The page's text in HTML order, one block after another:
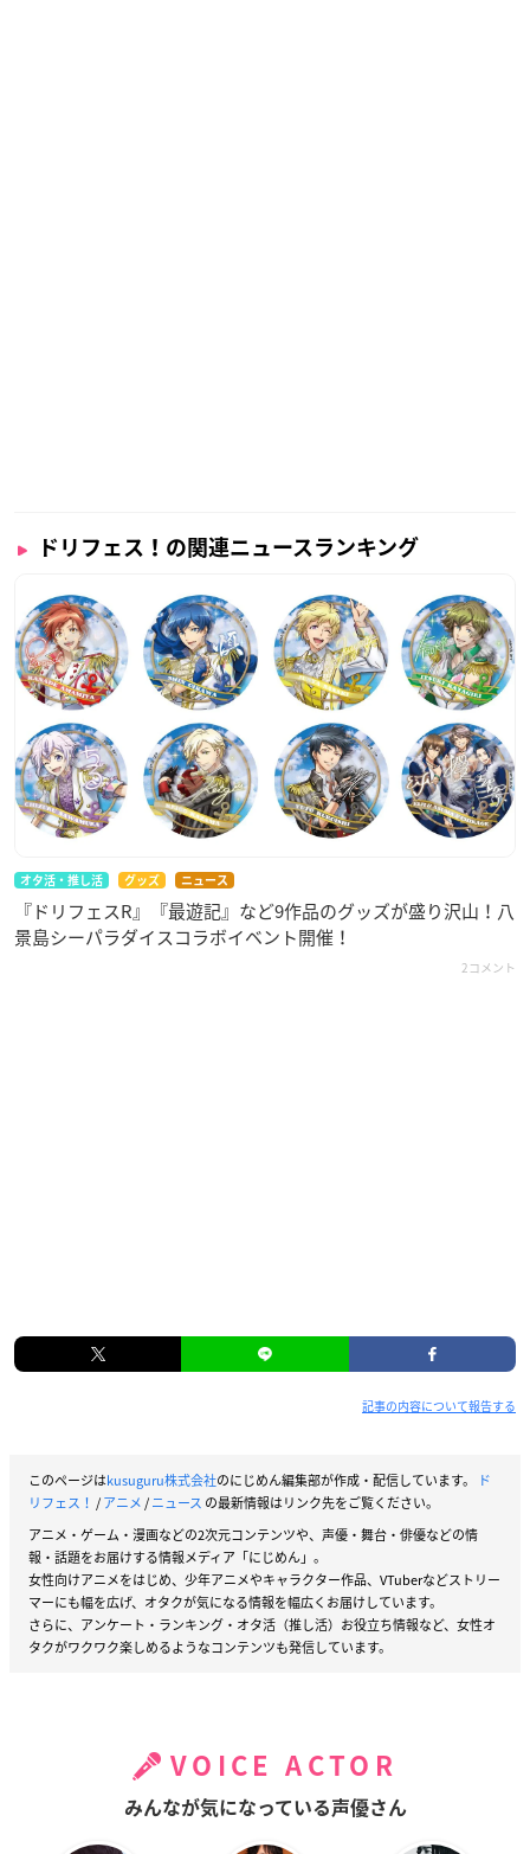
ドリフェス！の関連ニュースランキング
オタ活・推し活 グッズ ニュース
『ドリフェスR』『最遊記』など9作品のグッズが盛り沢山！八
景島シーパラダイスコラボイベント開催！
2コメント
記事の内容について報告する
このページはkusuguru株式会社のにじめん編集部が作成・配信しています。
ド
リフェス！ /アニメ/ニュース の最新情報はリンク先をご覧ください。
アニメ・ゲーム・漫画などの2次元コンテンツや、声優・舞台・俳優などの情
報・話題をお届けする情報メディア「にじめん」。
女性向けアニメをはじめ、少年アニメやキャラクター作品、VTuberなどストリー
マーにも幅を広げ、オタクが気になる情報を幅広くお届けしています。
さらに、アンケート・ランキング・オタ活（推し活）お役立ち情報など、女性オ
タクがワクワク楽しめるようなコンテンツも発信しています。
VOICE ACTOR
みんなが気になっている声優さん